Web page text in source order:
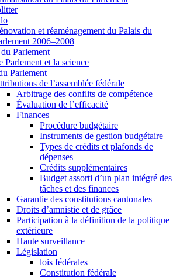
et réaménagement du Palais du
2006–2008
Parlement
Parlement et la science
Parlement
de l’assemblée fédérale
Arbitrage des conflits de compétence
Évaluation de l’efficacité
Finances
Procédure budgétaire
Instruments de gestion budgétaire
Types de crédits et plafonds de
dépenses
Crédits supplémentaires
Budget assorti d’un plan intégré des
tâches et des finances
Garantie des constitutions cantonales
Droits d’amnistie et de grâce
Participation à la définition de la politique
extérieure
Haute surveillance
Législation
lois fédérales
Constitution fédérale